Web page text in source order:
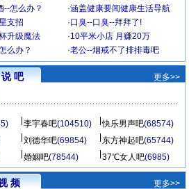
--怎么办？ ·涵盖健康要闻健康生活导航
支招 ·口臭--口臭--拜拜了!
升级魔法 ·10平米小店 月赚20万
么办？ ·老公--烟戒不了排排毒吧
说 吧 更多>>
李宇春吧(104510) 快乐男声吧(68574)
刘德华吧(69854) 东方神起吧(65744)
婚姻吧(78544) 37℃女人吧(6985)
频 更多>>